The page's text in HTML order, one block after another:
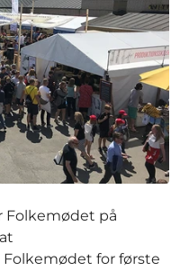
Folkemødet på
for første